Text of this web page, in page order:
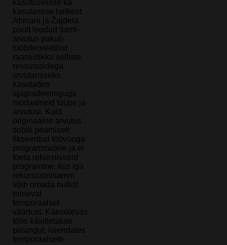
kasutusviisile ka
kasutamise hetkest.
Ahmani ja Žajdela
poolt loodud \lamt-
arvutus pakub
tüübiteoreetilist
raamistikku selliste
ressurssidega
arvutamiseks,
kasutades
ajagradeeringuga
modaalseid tüüpe ja
arvutusi. Kuid
originaalne arvutus
sobib peamiselt
fikseeritud töövooga
programmidele ja ei
toeta rekursiivseid
programme, kus iga
rekursioonisamm
võib omada nullist
erinevat
temporaalset
väärtust. Käesolevas
töös käsitletakse
piirangut, laiendates
temporaalsete